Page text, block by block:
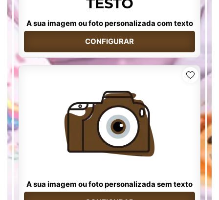
A sua imagem ou foto personalizada com texto
CONFIGURAR
A sua imagem ou foto personalizada sem texto